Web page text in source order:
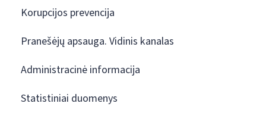
Korupcijos prevencija
Pranešėjų apsauga. Vidinis kanalas
Administracinė informacija
Statistiniai duomenys